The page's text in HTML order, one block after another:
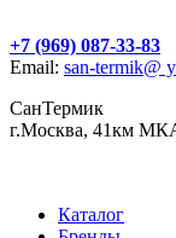
+7 (969) 087-33-83
Email: san-termik@
СанТермик
г.Москва, 41км
Каталог